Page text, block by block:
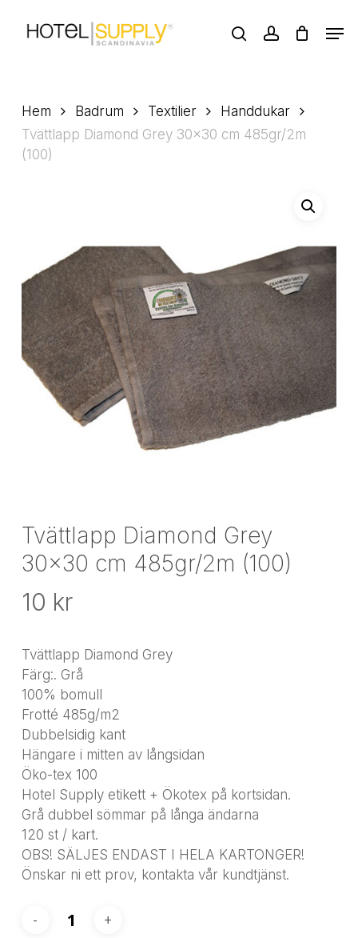
searchaccount
Hem Badrum Textilier
Handdukar
Tvättlapp Diamond Grey 30×30 cm 485gr/2m
(100)
Tvättlapp Diamond Grey
30×30 cm 485gr/2m (100)
10 kr
Tvättlapp Diamond Grey
Färg:. Grå
100% bomull
Frotté 485g/m2
Dubbelsidig kant
Hängare i mitten av långsidan
Öko-tex 100
Hotel Supply etikett + Ökotex på kortsidan.
Grå dubbel sömmar på långa ändarna
120 st / kart.
OBS! SÄLJES ENDAST I HELA KARTONGER!
Önskar ni ett prov, kontakta vår kundtjänst.